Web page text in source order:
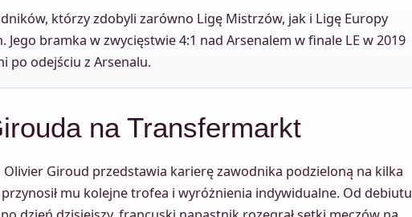
którzy zdobyli zarówno Ligę Mistrzów, jak i Ligę Europy
Jego bramka w zwycięstwie 4:1 nad Arsenalem w finale LE w 2019
po odejściu z Arsenalu.
na Transfermarkt
Giroud przedstawia karierę zawodnika podzieloną na kilka
mu kolejne trofea i wyróżnienia indywidualne. Od debiutu